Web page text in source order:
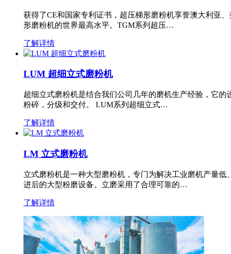
获得了CE和国家专利证书，超压梯形磨粉机享誉澳大利亚
形磨粉机的世界最高水平。TGM系列超压…
了解详情
LUM 超细立式磨粉机
超细立式磨粉机是结合我们公司几年的磨机生产经验，它
粉碎，分级和交付。 LUM系列超细立式…
了解详情
LM 立式磨粉机
立式磨粉机是一种大型磨粉机，专门为解决工业磨机产量
进后的大型粉磨设备。立磨采用了合理可靠的…
了解详情